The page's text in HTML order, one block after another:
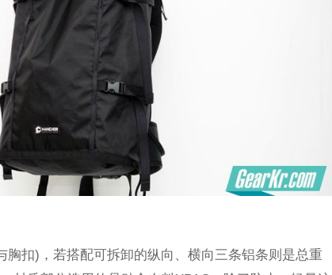
胸扣)，若搭配可拆卸的纵向、横向三条铝条则是总重